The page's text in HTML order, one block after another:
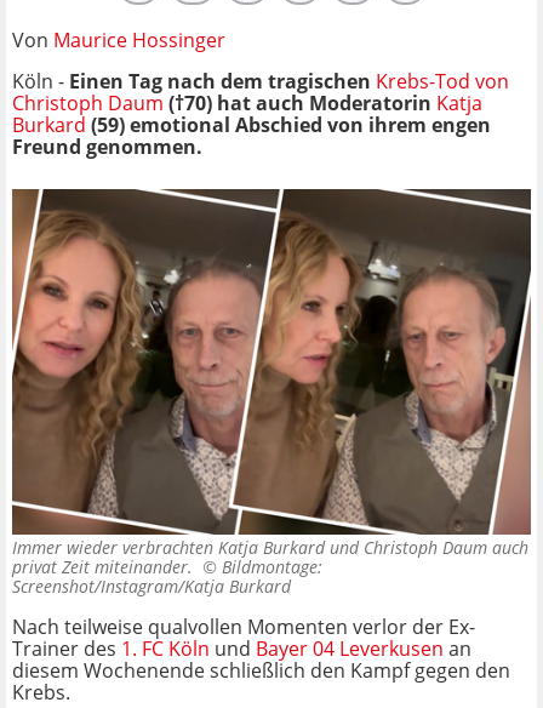
Von Maurice Hossinger
Köln - Einen Tag nach dem tragischen Krebs-Tod von
Christoph Daum (†70) hat auch Moderatorin Katja
Burkard (59) emotional Abschied von ihrem engen
Freund genommen.
Immer wieder verbrachten Katja Burkard und Christoph Daum auch
privat Zeit miteinander. © Bildmontage:
Screenshot/Instagram/Katja Burkard
Nach teilweise qualvollen Momenten verlor der Ex-
Trainer des 1. FC Köln und Bayer 04 Leverkusen an
diesem Wochenende schließlich den Kampf gegen den
Krebs.